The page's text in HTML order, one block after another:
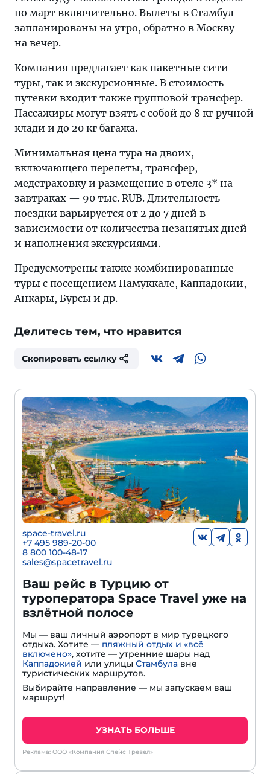
по март включительно. Вылеты в Стамбул
запланированы на утро, обратно в Москву —
на вечер.
Компания предлагает как пакетные сити-
туры, так и экскурсионные. В стоимость
путевки входит также групповой трансфер.
Пассажиры могут взять с собой до 8 кг ручной
клади и до 20 кг багажа.
Минимальная цена тура на двоих,
включающего перелеты, трансфер,
медстраховку и размещение в отеле 3* на
завтраках — 90 тыс. RUB. Длительность
поездки варьируется от 2 до 7 дней в
зависимости от количества незанятых дней
и наполнения экскурсиями.
Предусмотрены также комбинированные
туры с посещением Памуккале, Каппадокии,
Анкары, Бурсы и др.
Делитесь тем, что нравится
Скопировать ссылку
space-travel.ru
+7 495 989-20-00
8 800 100-48-17
sales@spacetravel.ru
Ваш рейс в Турцию от
туроператора Space Travel уже на
взлётной полосе
Мы — ваш личный аэропорт в мир турецкого
отдыха. Хотите — пляжный отдых и «всё
включено», хотите — утренние шары над
Каппадокией или улицы Стамбула вне
туристических маршрутов.
Выбирайте направление — мы запускаем ваш
маршрут!
УЗНАТЬ БОЛЬШЕ
Реклама: ООО «Компания Спейс Тревел»